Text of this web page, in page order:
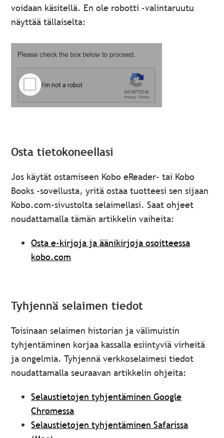
voidaan käsitellä. En ole robotti -valintaruutu
näyttää tällaiselta:
Osta tietokoneellasi
Jos käytät ostamiseen Kobo eReader- tai Kobo
Books -sovellusta, yritä ostaa tuotteesi sen sijaan
Kobo.com-sivustolta selaimellasi. Saat ohjeet
noudattamalla tämän artikkelin vaiheita:
Osta e-kirjoja ja äänikirjoja osoitteessa
kobo.com
Tyhjennä selaimen tiedot
Toisinaan selaimen historian ja välimuistin
tyhjentäminen korjaa kassalla esiintyviä virheitä
ja ongelmia. Tyhjennä verkkoselaimesi tiedot
noudattamalla seuraavan artikkelin ohjeita:
Selaustietojen tyhjentäminen Google
Chromessa
Selaustietojen tyhjentäminen Safarissa